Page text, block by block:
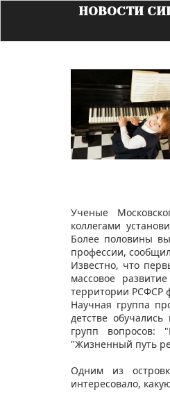
НОВОСТИ
Ученые
коллегами
Более половины
профессии,
Известно, что
массовое
территории РСФСР
Научная группа
детстве
групп вопросов:
"Жизненный путь
Одним из
интересовало,